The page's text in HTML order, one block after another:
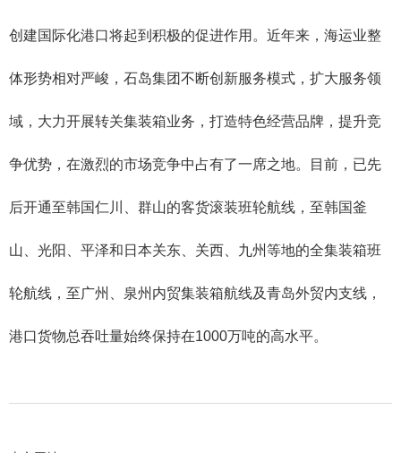
创建国际化港口将起到积极的促进作用。近年来，海运业整
体形势相对严峻，石岛集团不断创新服务模式，扩大服务领
域，大力开展转关集装箱业务，打造特色经营品牌，提升竞
争优势，在激烈的市场竞争中占有了一席之地。目前，已先
后开通至韩国仁川、群山的客货滚装班轮航线，至韩国釜
山、光阳、平泽和日本关东、关西、九州等地的全集装箱班
轮航线，至广州、泉州内贸集装箱航线及青岛外贸内支线，
港口货物总吞吐量始终保持在1000万吨的高水平。